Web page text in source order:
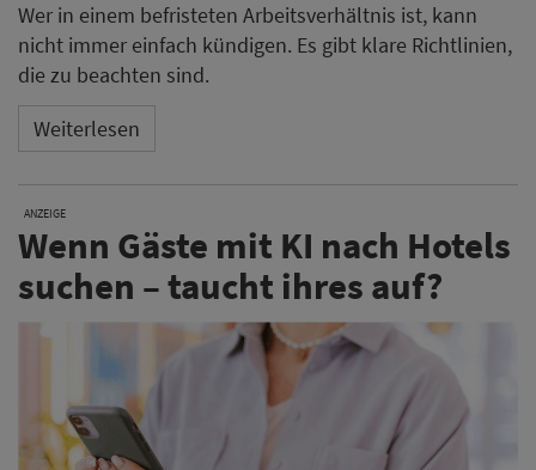
Wer in einem befristeten Arbeitsverhältnis ist, kann
nicht immer einfach kündigen. Es gibt klare Richtlinien,
die zu beachten sind.
Weiterlesen
ANZEIGE
Wenn Gäste mit KI nach Hotels
suchen – taucht ihres auf?